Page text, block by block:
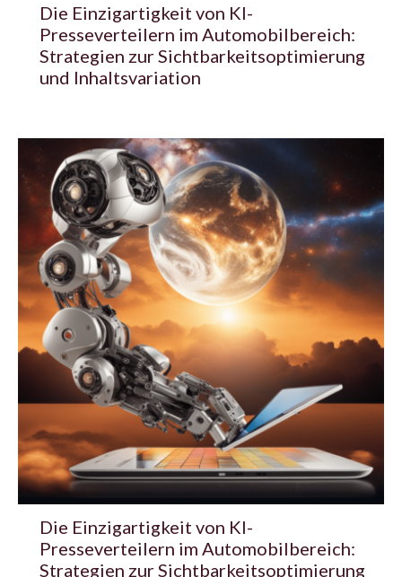
Die Einzigartigkeit von KI-
Presseverteilern im Automobilbereich:
Strategien zur Sichtbarkeitsoptimierung
und Inhaltsvariation
Die Einzigartigkeit von KI-
Presseverteilern im Automobilbereich:
Strategien zur Sichtbarkeitsoptimierung